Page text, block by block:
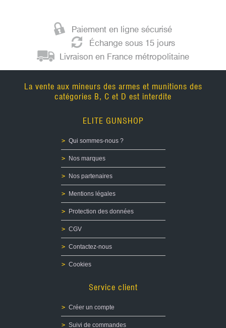
Paiement en ligne sécurisé
Échange sous 15 jours
Livraison en France métropolitaine
La vente aux mineurs des armes et munitions des
catégories B, C et D est interdite
ELITE GUNSHOP
Qui sommes-nous ?
Nos marques
Nos partenaires
Mentions légales
Protection des données
CGV
Contactez-nous
Cookies
Service client
Créer un compte
Suivi de commandes